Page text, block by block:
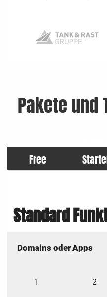
Pakete
Free
Standard
Domains oder Apps
1 2